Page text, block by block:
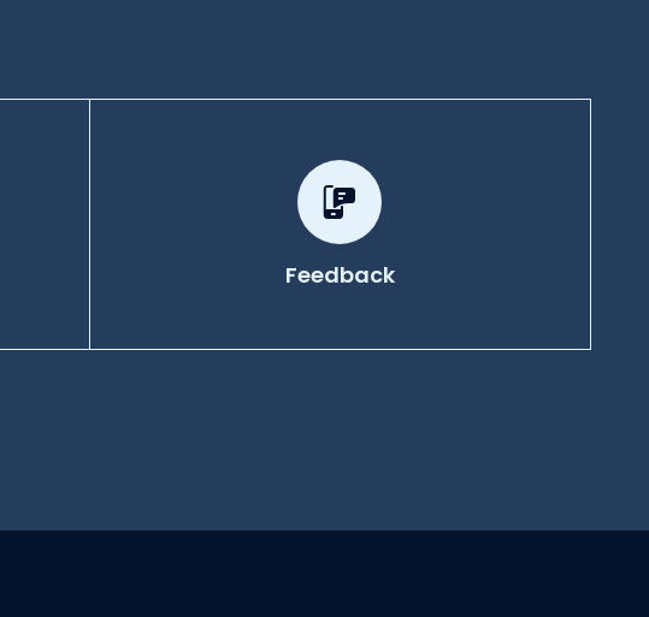
Feedback